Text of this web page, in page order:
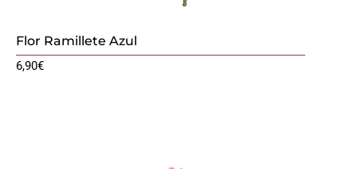
Flor Ramillete Azul
6,90€